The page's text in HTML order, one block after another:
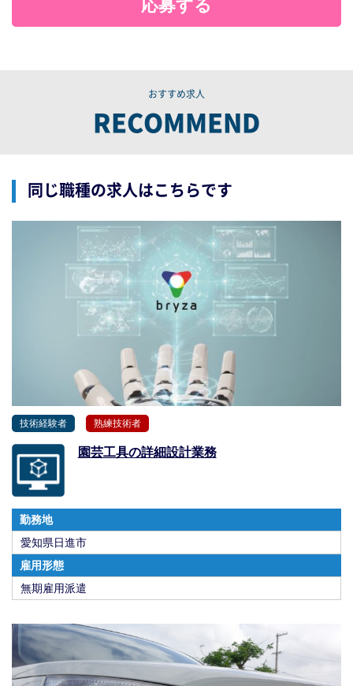
応募する
おすすめ求人
RECOMMEND
同じ職種の求人はこちらです
技術経験者 熟練技術者
園芸工具の詳細設計業務
勤務地
愛知県日進市
雇用形態
無期雇用派遣